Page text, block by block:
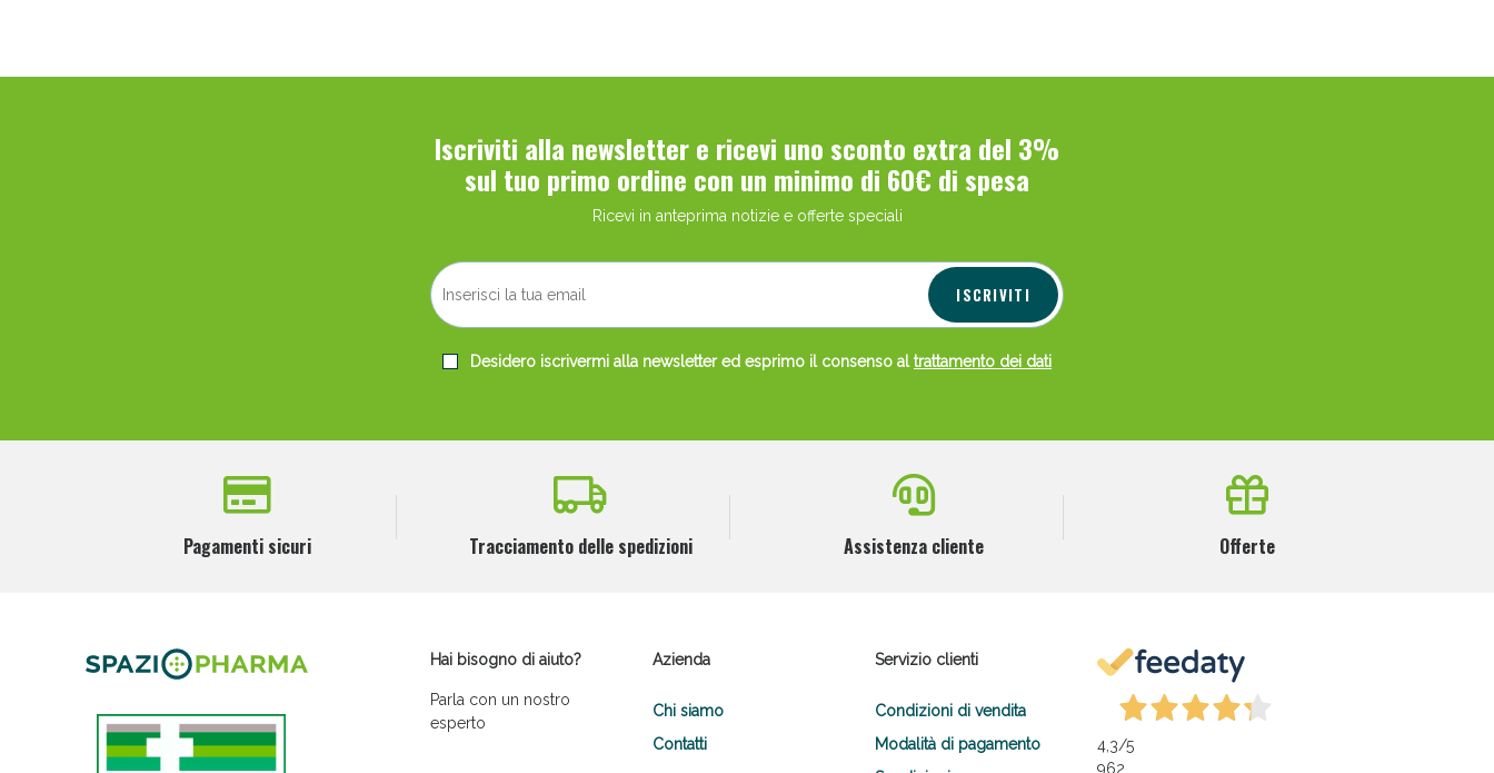
Iscriviti alla newsletter e ricevi uno sconto extra del 3%
sul tuo primo ordine con un minimo di 60€ di spesa
Ricevi in anteprima notizie e offerte speciali
ISCRIVITI
Desidero iscrivermi alla newsletter ed esprimo il consenso al trattamento dei dati
Pagamenti sicuri Tracciamento delle spedizioni Assistenza cliente Offerte
Hai bisogno di aiuto?
Parla con un nostro
esperto
Azienda
Chi siamo
Contatti
Servizio clienti
Condizioni di vendita
Modalità di pagamento
4,3/5
962